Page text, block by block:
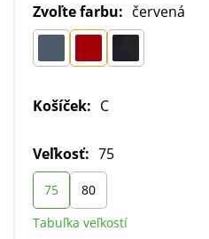
Zvoľte farbu: červená
Košíček: C
Veľkosť: 75
75
80
Tabuľka veľkostí